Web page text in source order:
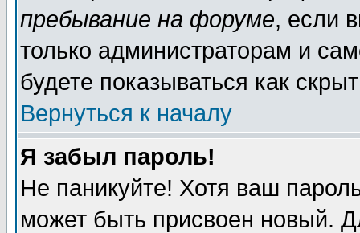
пребывание на форуме, если
только администраторам и
будете показываться как
Вернуться к началу
Я забыл пароль!
Не паникуйте! Хотя ваш
может быть присвоен новый.